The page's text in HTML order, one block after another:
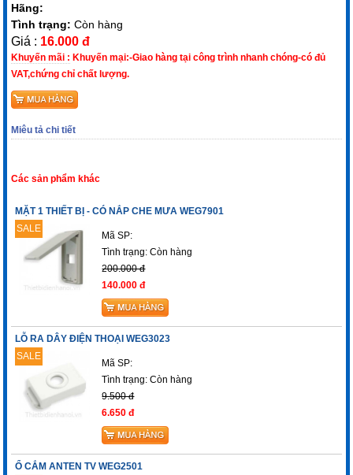
Hãng:
Tình trạng:Còn hàng
Giá : 16.000 đ
Khuyến mãi : Khuyến mại:-Giao hàng tại công trình nhanh chóng-có đủ
VAT,chứng chỉ chất lượng.
Miêu tả chi tiết
Các sản phẩm khác
MẶT 1 THIẾT BỊ - CÓ NẮP CHE MƯA WEG7901
SALE
Mã SP:
Tình trạng:Còn hàng
200.000 đ
140.000 đ
LỖ RA DÂY ĐIỆN THOẠI WEG3023
SALE
Mã SP:
Tình trạng:Còn hàng
9.500 đ
6.650 đ
Ổ CẮM ANTEN TV WEG2501